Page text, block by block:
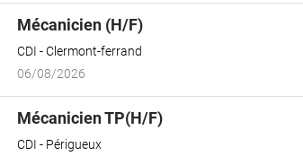
Mécanicien (H/F)(Nouvelle
CDI
Clermont-ferrand
06/08/2026
Mécanicien TP(H/F)(Nouvelle
CDI
Périgueux